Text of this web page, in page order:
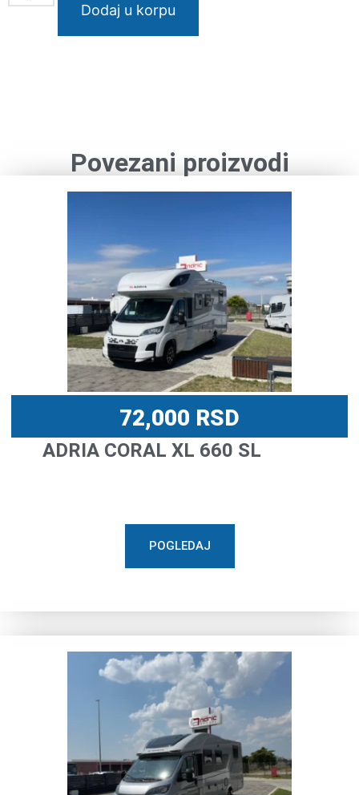
Dodaj u korpu
Povezani proizvodi
72,000 RSD
ADRIA CORAL XL 660 SL
POGLEDAJ